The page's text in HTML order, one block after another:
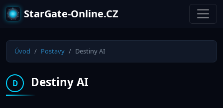
StarGate-Online.CZ
Úvod Postavy Destiny AI
D Destiny AI